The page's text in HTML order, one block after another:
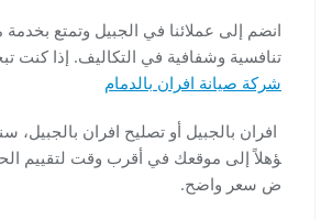
انضم إلى عملائنا في الجبيل وتمتع بخدمة
تنافسية وشفافية في التكاليف. إذا كنت
شركة صيانة افران بالدمام
افران بالجبيل أو تصليح افران بالجبيل،
ؤهلاً إلى موقعك في أقرب وقت لتقييم
ض سعر واضح.